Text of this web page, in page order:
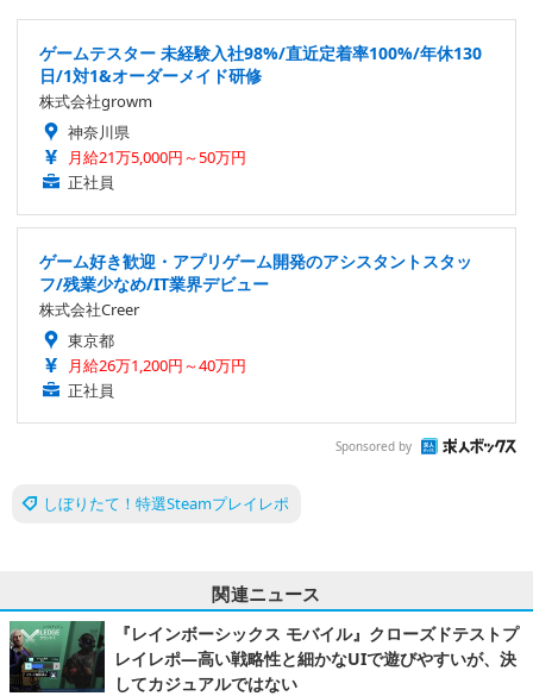
ゲームテスター 未経験入社98%/直近定着率100%/年休130
日/1対1&オーダーメイド研修
株式会社growm
神奈川県
月給21万5,000円～50万円
正社員
ゲーム好き歓迎・アプリゲーム開発のアシスタントスタッ
フ/残業少なめ/IT業界デビュー
株式会社Creer
東京都
月給26万1,200円～40万円
正社員
Sponsored by
しぼりたて！特選Steamプレイレポ
関連ニュース
『レインボーシックス モバイル』クローズドテストプ
レイレポ―高い戦略性と細かなUIで遊びやすいが、決
してカジュアルではない